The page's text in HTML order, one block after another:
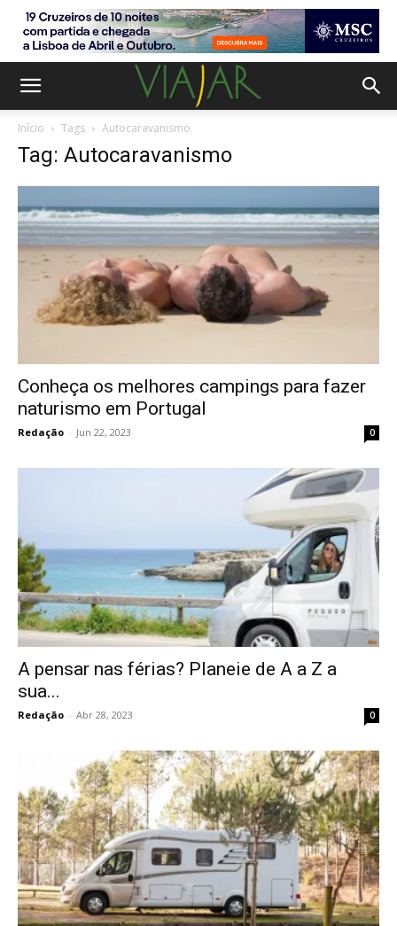
Início Tags Autocaravanismo
Tag: Autocaravanismo
Conheça os melhores campings para fazer
naturismo em Portugal
Redação - Jun 22, 2023 0
A pensar nas férias? Planeie de A a Z a
sua...
Redação - Abr 28, 2023 0